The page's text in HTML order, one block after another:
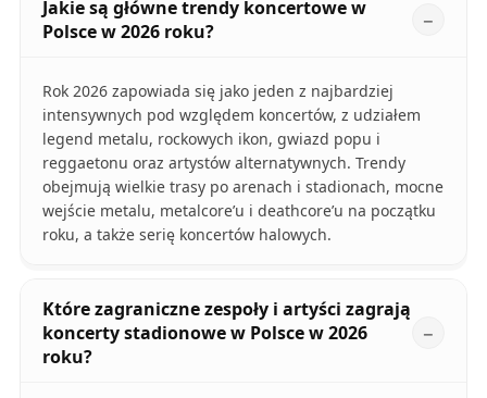
Jakie są główne trendy koncertowe w
Polsce w 2026 roku?
Rok 2026 zapowiada się jako jeden z najbardziej
intensywnych pod względem koncertów, z udziałem
legend metalu, rockowych ikon, gwiazd popu i
reggaetonu oraz artystów alternatywnych. Trendy
obejmują wielkie trasy po arenach i stadionach, mocne
wejście metalu, metalcore’u i deathcore’u na początku
roku, a także serię koncertów halowych.
Które zagraniczne zespoły i artyści zagrają
koncerty stadionowe w Polsce w 2026
roku?